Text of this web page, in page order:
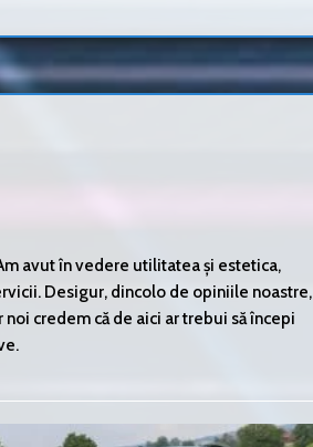
avut în vedere utilitatea și estetica,
Desigur, dincolo de opiniile noastre,
credem că de aici ar trebui să începi